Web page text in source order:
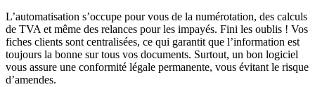
L’automatisation s’occupe pour vous de la numérotation, des calculs
de TVA et même des relances pour les impayés. Fini les oublis ! Vos
fiches clients sont centralisées, ce qui garantit que l’information est
toujours la bonne sur tous vos documents. Surtout, un bon logiciel
vous assure une conformité légale permanente, vous évitant le risque
d’amendes.